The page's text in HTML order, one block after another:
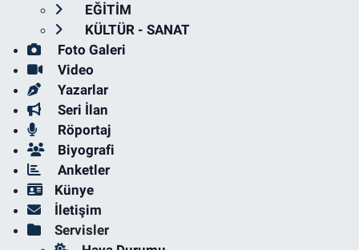
EĞİTİM
KÜLTÜR - SANAT
Foto Galeri
Video
Yazarlar
Seri İlan
Röportaj
Biyografi
Anketler
Künye
İletişim
Servisler